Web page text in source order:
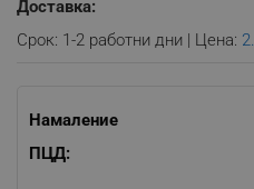
Доставка:
Срок: 1-2 работни дни | Цена:
Намаление
ПЦД: